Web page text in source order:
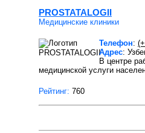
PROSTATALOGII
Медицинские клиники
Телефон:
Адрес:
В центре
медицинской услуги
Рейтинг: 760